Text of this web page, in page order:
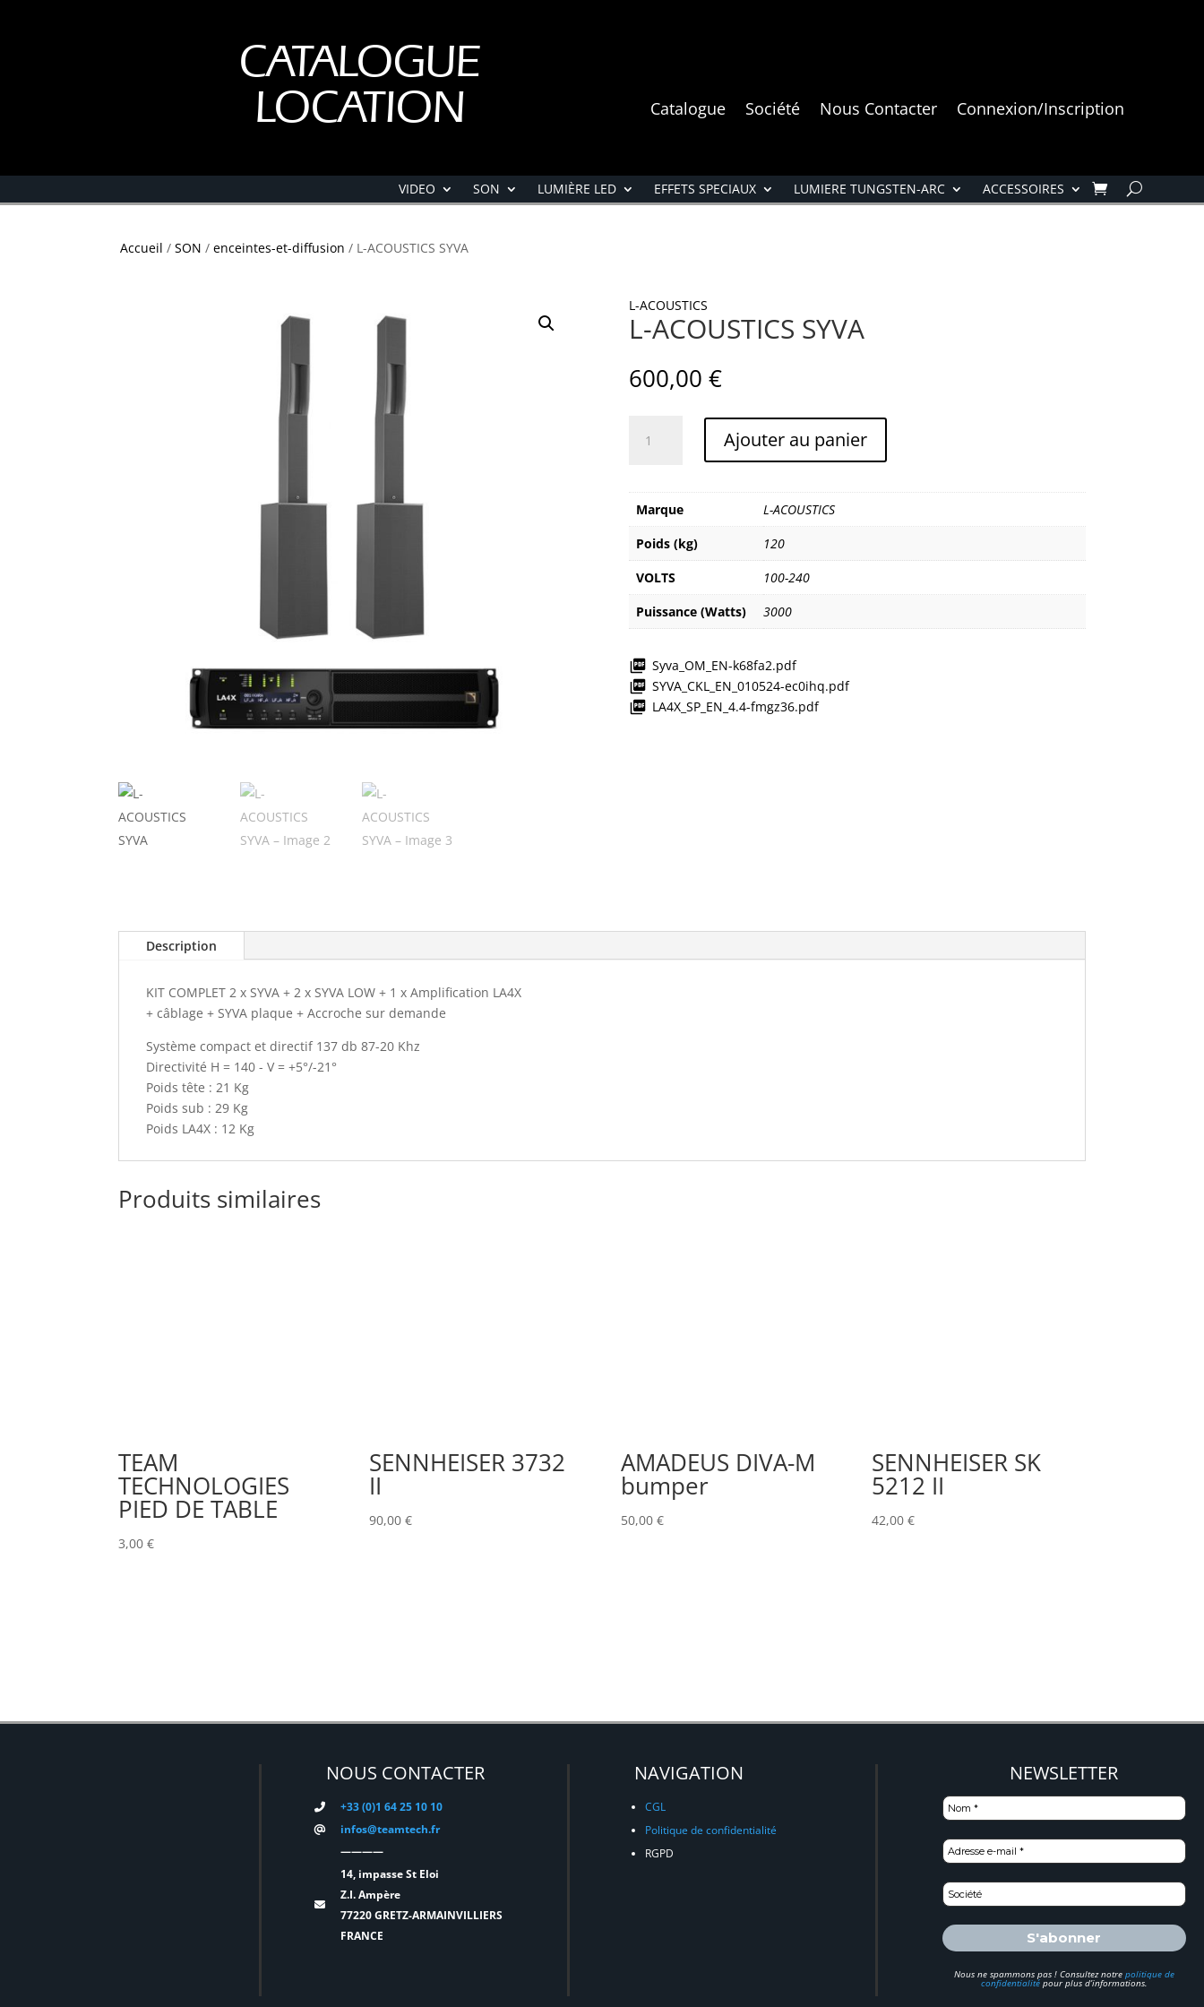
CATALOGUE
LOCATION
Catalogue Société Nous Contacter Connexion/Inscription
VIDEO SON LUMIÈRE LED EFFETS SPECIAUX LUMIERE TUNGSTEN-ARC ACCESSOIRES
Accueil /SON /enceintes-et-diffusion / L-ACOUSTICS SYVA
L-ACOUSTICS
L-ACOUSTICS SYVA
600,00 €
SYVA
Ajouter au panier
Marque
L-ACOUSTICS
Poids (kg)
120
VOLTS
100-240
Puissance (Watts)
3000
Syva_OM_EN-k68fa2.pdf
SYVA_CKL_EN_010524-ec0ihq.pdf
LA4X_SP_EN_4.4-fmgz36.pdf
Description
KIT COMPLET 2 x SYVA + 2 x SYVA LOW + 1 x Amplification LA4X
+ câblage + SYVA plaque + Accroche sur demande
Système compact et directif 137 db 87-20 Khz
Directivité H = 140 - V = +5°/-21°
Poids tête : 21 Kg
Poids sub : 29 Kg
Poids LA4X : 12 Kg
Produits similaires
TEAM
TECHNOLOGIES
PIED DE TABLE
3,00 €
SENNHEISER 3732
II
90,00€
AMADEUS DIVA-M
bumper
50,00 €
SENNHEISER SK
5212 II
42,00 €
NOUS CONTACTER
+33 (0)1 64 25 10 10
infos@teamtech.fr
————
14, impasse St Eloi
Z.I. Ampère
77220 GRETZ-ARMAINVILLIERS
FRANCE
NAVIGATION
CGL
Politique de confidentialité
RGPD
NEWSLETTER
Nous ne spammons pas ! Consultez notre politique de
confidentialitépour plus d’informations.